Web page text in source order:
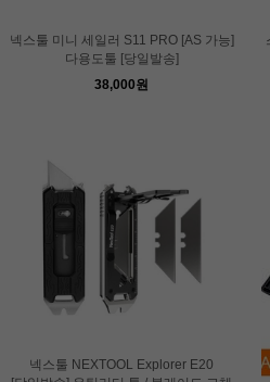
넥스툴 미니 세일러 S11 PRO [AS 가능]
다용도툴 [당일발송]
38,000원
넥스툴 NEXTOOL Explorer E20